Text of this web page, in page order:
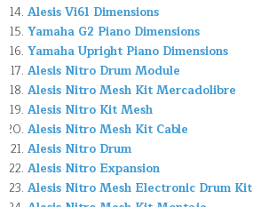
Alesis Vi61 Dimensions
Yamaha G2 Piano Dimensions
Yamaha Upright Piano Dimensions
Alesis Nitro Drum Module
Alesis Nitro Mesh Kit Mercadolibre
Alesis Nitro Kit Mesh
Alesis Nitro Mesh Kit Cable
Alesis Nitro Drum
Alesis Nitro Expansion
Alesis Nitro Mesh Electronic Drum Kit